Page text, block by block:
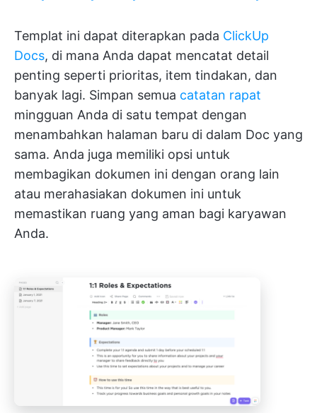
Templat ini dapat diterapkan pada ClickUp
Docs, di mana Anda dapat mencatat detail
penting seperti prioritas, item tindakan, dan
banyak lagi. Simpan semua catatan rapat
mingguan Anda di satu tempat dengan
menambahkan halaman baru di dalam Doc yang
sama. Anda juga memiliki opsi untuk
membagikan dokumen ini dengan orang lain
atau merahasiakan dokumen ini untuk
memastikan ruang yang aman bagi karyawan
Anda.